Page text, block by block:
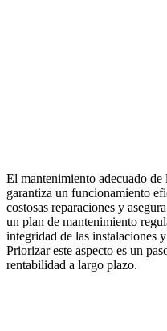
El mantenimiento adecuado de
garantiza un funcionamiento
costosas reparaciones y
un plan de mantenimiento
integridad de las instalaciones
Priorizar este aspecto es un
rentabilidad a largo plazo.